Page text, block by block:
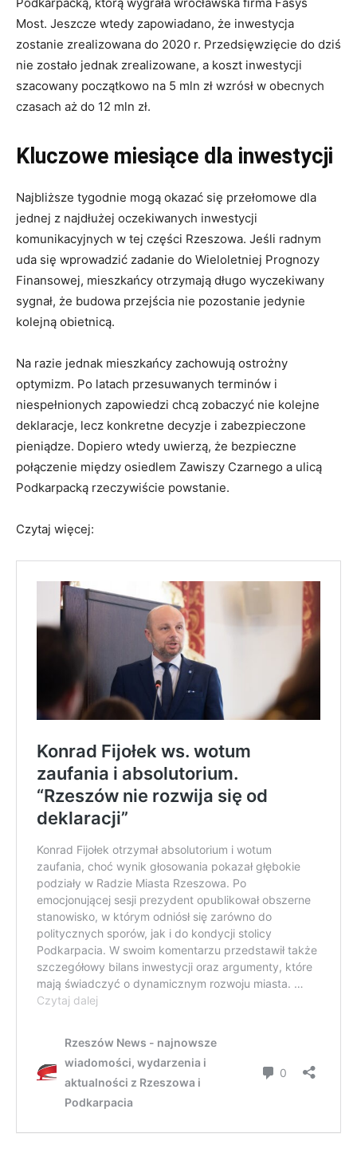
Most. Jeszcze wtedy zapowiadano, że inwestycja
zostanie zrealizowana do 2020 r. Przedsięwzięcie do dziś
nie zostało jednak zrealizowane, a koszt inwestycji
szacowany początkowo na 5 mln zł wzrósł w obecnych
czasach aż do 12 mln zł.
Kluczowe miesiące dla inwestycji
Najbliższe tygodnie mogą okazać się przełomowe dla
jednej z najdłużej oczekiwanych inwestycji
komunikacyjnych w tej części Rzeszowa. Jeśli radnym
uda się wprowadzić zadanie do Wieloletniej Prognozy
Finansowej, mieszkańcy otrzymają długo wyczekiwany
sygnał, że budowa przejścia nie pozostanie jedynie
kolejną obietnicą.
Na razie jednak mieszkańcy zachowują ostrożny
optymizm. Po latach przesuwanych terminów i
niespełnionych zapowiedzi chcą zobaczyć nie kolejne
deklaracje, lecz konkretne decyzje i zabezpieczone
pieniądze. Dopiero wtedy uwierzą, że bezpieczne
połączenie między osiedlem Zawiszy Czarnego a ulicą
Podkarpacką rzeczywiście powstanie.
Czytaj więcej: